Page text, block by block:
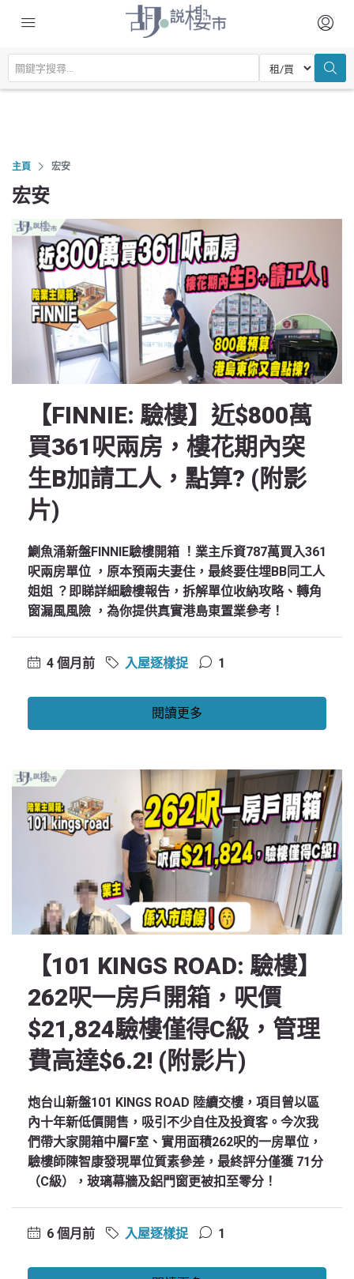
主頁 宏安
宏安
【FINNIE: 驗樓】近$800萬
買361呎兩房，樓花期內突
生B加請工人，點算? (附影
片)
鰂魚涌新盤FINNIE驗樓開箱 ！業主斥資787萬買入361
呎兩房單位 ，原本預兩夫妻住，最終要住埋BB同工人
姐姐 ？即睇詳細驗樓報告，拆解單位收納攻略、轉角
窗漏風風險 ，為你提供真實港島東置業參考！
4 個月前 入屋逐樣捉 1
閱讀更多
【101 KINGS ROAD: 驗樓】
262呎一房戶開箱，呎價
$21,824驗樓僅得C級，管理
費高達$6.2! (附影片)
炮台山新盤101 KINGS ROAD 陸續交樓，項目曾以區
內十年新低價開售，吸引不少自住及投資客。今次我
們帶大家開箱中層F室、實用面積262呎的一房單位，
驗樓師陳智康發現單位質素參差，最終評分僅獲 71分
（C級），玻璃幕牆及鋁門窗更被扣至零分！
6 個月前 入屋逐樣捉 1